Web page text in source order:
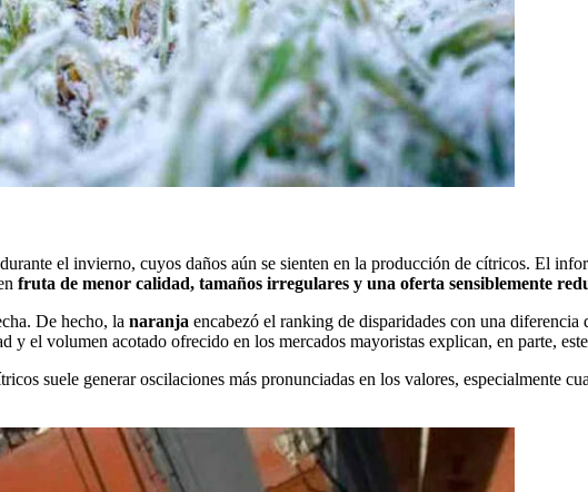
el invierno, cuyos daños aún se sienten en la producción de cítricos. El
fruta de menor calidad, tamaños irregulares y una oferta sensiblemente
De hecho, la naranja encabezó el ranking de disparidades con una diferencia
el volumen acotado ofrecido en los mercados mayoristas explican, en parte,
suele generar oscilaciones más pronunciadas en los valores, especialmente